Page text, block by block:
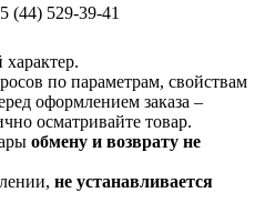
(44) 529-39-41
по параметрам, свойствам
оформлением заказа –
осматривайте товар.
обмену и возврату не
не устанавливается